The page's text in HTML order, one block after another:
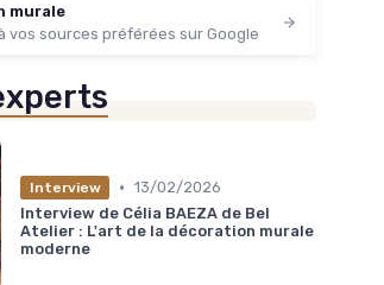
murale
vos sources préférées sur Google
Interview • 13/02/2026
Interview de Célia BAEZA de Bel
Atelier : L'art de la décoration murale
moderne